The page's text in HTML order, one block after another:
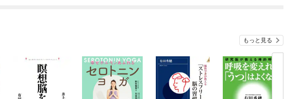
もっと見る